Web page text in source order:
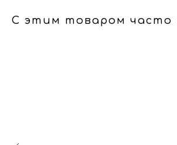
С этим товаром часто